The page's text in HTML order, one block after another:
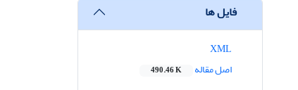
فایل ها
اصل مقاله
490.46 K